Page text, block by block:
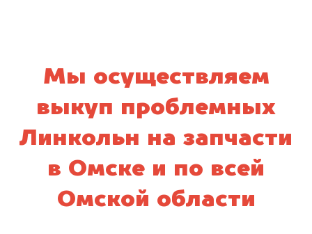
Мы осуществляем
выкуп проблемных
Линкольн на запчасти
в Омске и по всей
Омской области